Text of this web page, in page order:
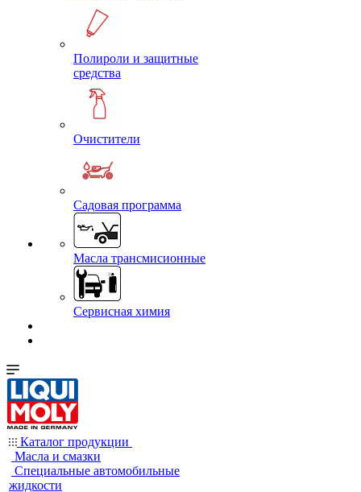
Полироли и защитные
средства
Очистители
Садовая программа
Масла трансмисионные
Сервисная химия
Каталог продукции
Масла и смазки
Специальные автомобильные
жидкости